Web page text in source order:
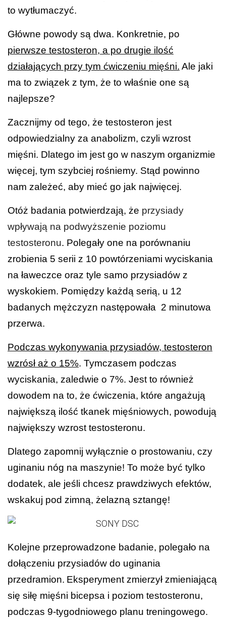
to wytłumaczyć.
Główne powody są dwa. Konkretnie, po
pierwsze testosteron, a po drugie ilość
działających przy tym ćwiczeniu mięśni. Ale jaki
ma to związek z tym, że to właśnie one są
najlepsze?
Zacznijmy od tego, że testosteron jest
odpowiedzialny za anabolizm, czyli wzrost
mięśni. Dlatego im jest go w naszym organizmie
więcej, tym szybciej rośniemy. Stąd powinno
nam zależeć, aby mieć go jak najwięcej.
Otóż badania potwierdzają, że przysiady
wpływają na podwyższenie poziomu
testosteronu. Polegały one na porównaniu
zrobienia 5 serii z 10 powtórzeniami wyciskania
na ławeczce oraz tyle samo przysiadów z
wyskokiem. Pomiędzy każdą serią, u 12
badanych mężczyzn następowała 2 minutowa
przerwa.
Podczas wykonywania przysiadów, testosteron
wzrósł aż o 15%. Tymczasem podczas
wyciskania, zaledwie o 7%. Jest to również
dowodem na to, że ćwiczenia, które angażują
największą ilość tkanek mięśniowych, powodują
największy wzrost testosteronu.
Dlatego zapomnij wyłącznie o prostowaniu, czy
uginaniu nóg na maszynie! To może być tylko
dodatek, ale jeśli chcesz prawdziwych efektów,
wskakuj pod zimną, żelazną sztangę!
Kolejne przeprowadzone badanie, polegało na
dołączeniu przysiadów do uginania
przedramion. Eksperyment zmierzył zmieniającą
się siłę mięśni bicepsa i poziom testosteronu,
podczas 9-tygodniowego planu treningowego.